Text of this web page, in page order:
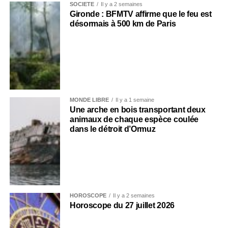
SOCIÉTÉ Il y a 2 semaines
Gironde : BFMTV affirme que le feu est
désormais à 500 km de Paris
MONDE LIBRE Il y a 1 semaine
Une arche en bois transportant deux
animaux de chaque espèce coulée
dans le détroit d’Ormuz
HOROSCOPE Il y a 2 semaines
Horoscope du 27 juillet 2026